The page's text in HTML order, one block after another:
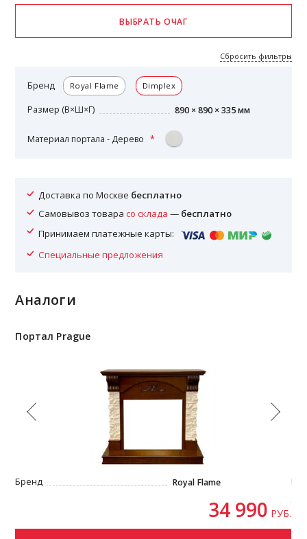
Бренд Royal Flame Dimplex
Размер (В×Ш×Г) 890 × 890 × 335 мм
Материал портала - Дерево
Сбросить фильтры
Доставка по Москве бесплатно
Самовывоз товарасо склада — бесплатно
Принимаем платежные карты:
Специальные предложения
Аналоги
Портал Prague
Бренд Royal Flame
34 990 РУБ.